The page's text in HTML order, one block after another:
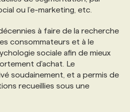
ou l’e-marketing, etc.
à faire de la recherche
consommateurs et à le
sociale afin de mieux
d'achat. Le
soudainement, et a permis de
recueillies sous une